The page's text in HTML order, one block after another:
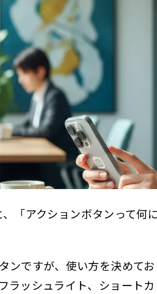
「アクションボタンって何
ンですが、使い方を決めて
ラッシュライト、ショート
のカスタムキーと比べたときの考え方
アクションボタンの活用例（ビジネス
スでの活用例
イベートでの活用例
ションボタンの使い方とおすすめ
クションボタンの設定方法とは？
ョンボタンの設定手順
できる主な機能
アクションボタンでできること
らこの4つから選ぶ